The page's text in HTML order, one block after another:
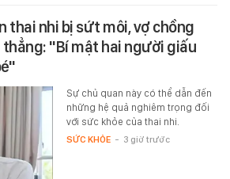
thai nhi bị sứt môi, vợ chồng
thẳng: "Bí mật hai người giấu
Sự chủ quan này có thể dẫn đến
những hệ quả nghiêm trọng đối
với sức khỏe của thai nhi.
SỨC KHỎE - 3 giờ trước